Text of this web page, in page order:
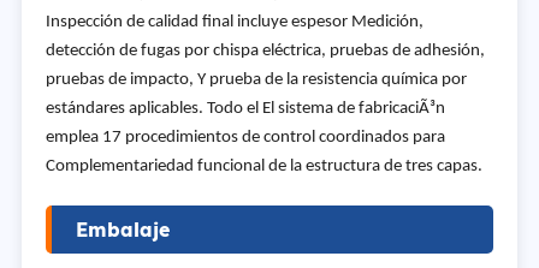
Inspección de calidad final incluye espesor Medición,
detección de fugas por chispa eléctrica, pruebas de adhesión,
pruebas de impacto, Y prueba de la resistencia química por
estándares aplicables. Todo el El sistema de fabricaciÃ³n
emplea 17 procedimientos de control coordinados para
Complementariedad funcional de la estructura de tres capas.
Embalaje